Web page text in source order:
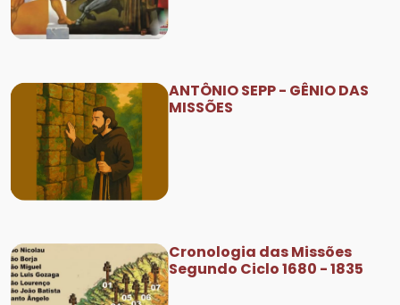
ANTÔNIO SEPP - GÊNIO DAS
MISSÕES
Cronologia das Missões
Segundo Ciclo 1680 - 1835